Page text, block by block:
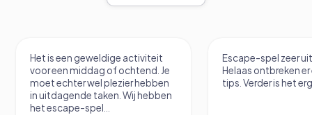
Het is een geweldige activiteit
voor een middag of ochtend. Je
moet echter wel plezier hebben
in uitdagende taken. Wij hebben
het escape-spel...
Escape-spel zeer
Helaas ontbreken er
tips. Verder is het